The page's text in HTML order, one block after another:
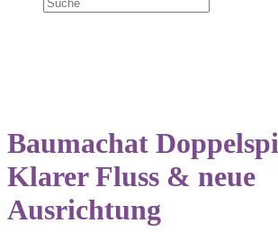
Baumachat
Klarer Fluss & neue
Ausrichtung